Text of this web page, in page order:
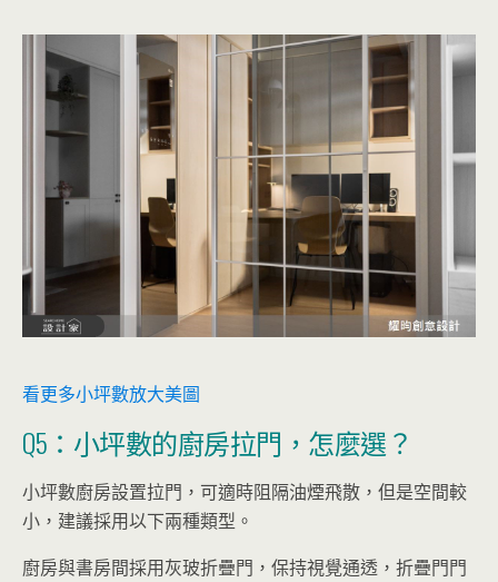
看更多小坪數放大美圖
Q5：小坪數的廚房拉門，怎麼選？
小坪數廚房設置拉門，可適時阻隔油煙飛散，但是空間較
小，建議採用以下兩種類型。
廚房與書房間採用灰玻折疊門，保持視覺通透，折疊門門